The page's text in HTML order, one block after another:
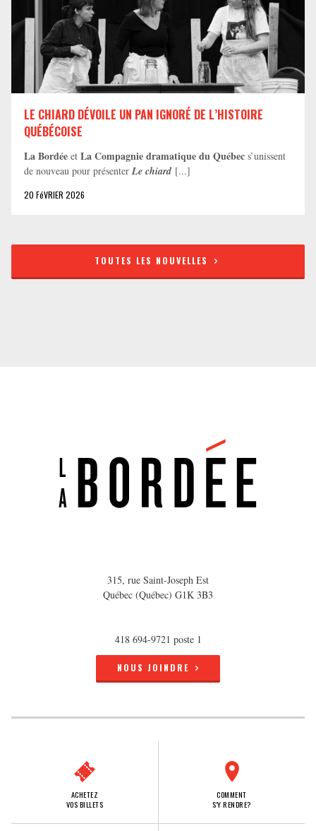
LE CHIARD DÉVOILE UN PAN IGNORÉ DE L’HISTOIRE
QUÉBÉCOISE
La Bordée et La Compagnie dramatique du Québec s’unissent
de nouveau pour présenter Le chiard [...]
20 FéVRIER 2026
TOUTES LES NOUVELLES
315, rue Saint-Joseph Est
Québec (Québec) G1K 3B3
418 694-9721 poste 1
NOUS JOINDRE
ACHETEZ
VOS BILLETS
COMMENT
S'Y RENDRE?